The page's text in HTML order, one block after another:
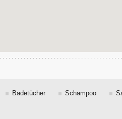
Badetücher Schampoo